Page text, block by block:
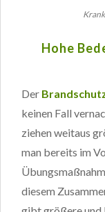
Hohe
Der
keinen Fall
ziehen weitaus
man bereits im
diesem